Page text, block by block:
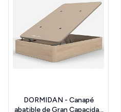
DORMIDAN - Canapé
abatible de Gran Capacidad